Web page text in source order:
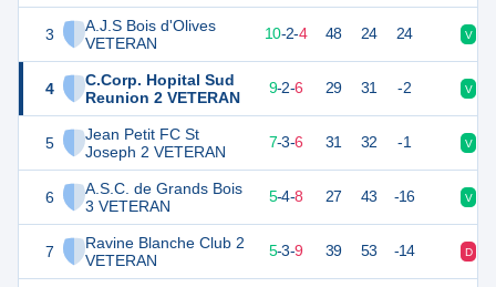
3
A.J.S Bois d'Olives
VETERAN
4
C.Corp. Hopital Sud
Reunion 2 VETERAN
5
Jean Petit FC St
Joseph 2 VETERAN
6
A.S.C. de Grands Bois
3 VETERAN
7
Ravine Blanche Club 2
VETERAN
48 10-2-4 48 24 24 V
46 17 9-2-6 29 31 -2 V
40 7-3-6 31 32 -1 V
36 17 5-4-8 27 43 -16 V
35 17 5-3-9 39 53 -14 D